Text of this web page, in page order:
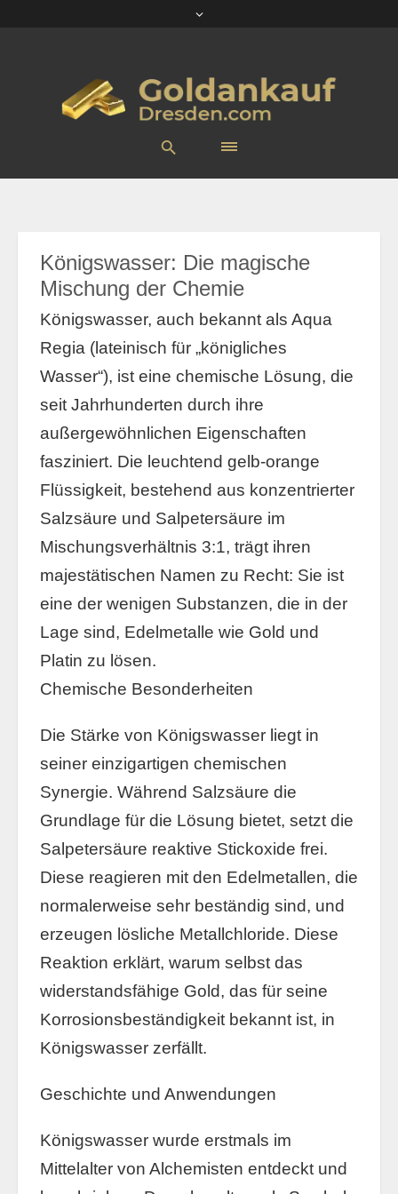
Königswasser: Die magische
Mischung der Chemie
Königswasser, auch bekannt als Aqua
Regia (lateinisch für „königliches
Wasser“), ist eine chemische Lösung, die
seit Jahrhunderten durch ihre
außergewöhnlichen Eigenschaften
fasziniert. Die leuchtend gelb-orange
Flüssigkeit, bestehend aus konzentrierter
Salzsäure und Salpetersäure im
Mischungsverhältnis 3:1, trägt ihren
majestätischen Namen zu Recht: Sie ist
eine der wenigen Substanzen, die in der
Lage sind, Edelmetalle wie Gold und
Platin zu lösen.
Chemische Besonderheiten
Die Stärke von Königswasser liegt in
seiner einzigartigen chemischen
Synergie. Während Salzsäure die
Grundlage für die Lösung bietet, setzt die
Salpetersäure reaktive Stickoxide frei.
Diese reagieren mit den Edelmetallen, die
normalerweise sehr beständig sind, und
erzeugen lösliche Metallchloride. Diese
Reaktion erklärt, warum selbst das
widerstandsfähige Gold, das für seine
Korrosionsbeständigkeit bekannt ist, in
Königswasser zerfällt.
Geschichte und Anwendungen
Königswasser wurde erstmals im
Mittelalter von Alchemisten entdeckt und